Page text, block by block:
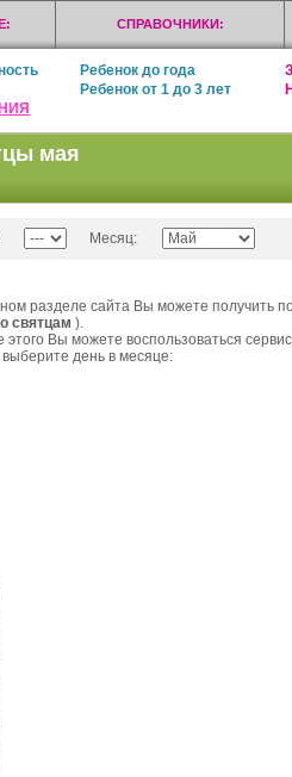
СПРАВОЧНИКИ:
Ребенок до года
Ребенок от 1 до 3 лет
мая
Месяц:
разделе сайта Вы можете получить
святцам ).
этого Вы можете воспользоваться
день в месяце: